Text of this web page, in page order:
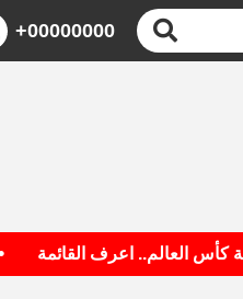
+00000000
العالم.. اعرف القائمة